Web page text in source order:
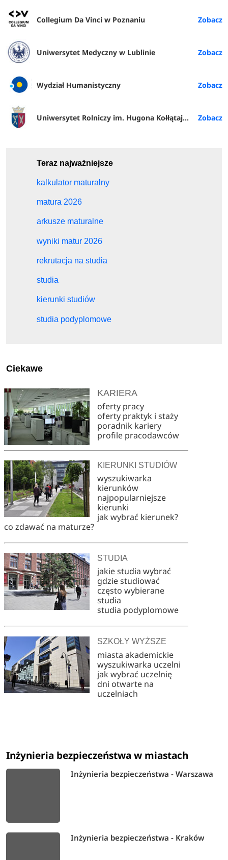
Collegium Da Vinci w Poznaniu
Uniwersytet Medyczny w Lublinie
Wydział Humanistyczny
Uniwersytet Rolniczy im. Hugona Kołłątaja w Krakowie
Teraz najważniejsze
kalkulator maturalny
matura 2026
arkusze maturalne
wyniki matur 2026
rekrutacja na studia
studia
kierunki studiów
studia podyplomowe
Ciekawe
KARIERA
oferty pracy
oferty praktyk i staży
poradnik kariery
profile pracodawców
KIERUNKI STUDIÓW
wyszukiwarka
kierunków
najpopularniejsze
kierunki
jak wybrać kierunek?
co zdawać na maturze?
STUDIA
jakie studia wybrać
gdzie studiować
często wybierane
studia
studia podyplomowe
SZKOŁY WYŻSZE
miasta akademickie
wyszukiwarka uczelni
jak wybrać uczelnię
dni otwarte na
uczelniach
Inżynieria bezpieczeństwa w miastach
Inżynieria bezpieczeństwa - Warszawa
Inżynieria bezpieczeństwa - Kraków